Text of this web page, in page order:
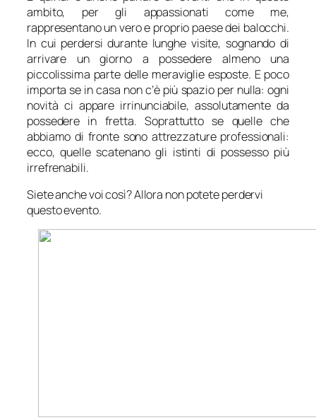
ambito, per gli appassionati come me,
rappresentano un vero e proprio paese dei balocchi.
In cui perdersi durante lunghe visite, sognando di
arrivare un giorno a possedere almeno una
piccolissima parte delle meraviglie esposte. E poco
importa se in casa non c’è più spazio per nulla: ogni
novità ci appare irrinunciabile, assolutamente da
possedere in fretta. Soprattutto se quelle che
abbiamo di fronte sono attrezzature professionali:
ecco, quelle scatenano gli istinti di possesso più
irrefrenabili.
Siete anche voi così? Allora non potete perdervi
questo evento.